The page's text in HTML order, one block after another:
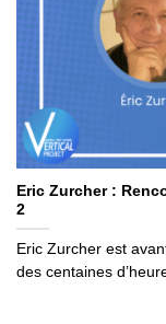
Eric Zurcher :
2
Eric Zurcher est
des centaines